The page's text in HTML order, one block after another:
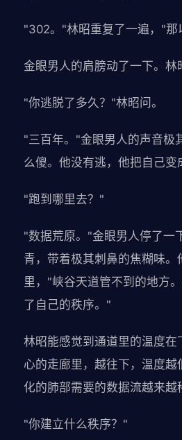
"302。"林昭重复了一遍，"
金眼男人的肩膀动了一下。林
"你逃脱了多久？"林昭问。
"三百年。"金眼男人的声音极
么傻。他没有逃，他把自己
"跑到哪里去？"
"数据荒原。"金眼男人停了一
青，带着极其刺鼻的焦糊味
里，"峡谷天道管不到的地方
了自己的秩序。"
林昭能感觉到通道里的温度
心的走廊里，越往下，温度
化的肺部需要的数据流越来越
"你建立什么秩序？"